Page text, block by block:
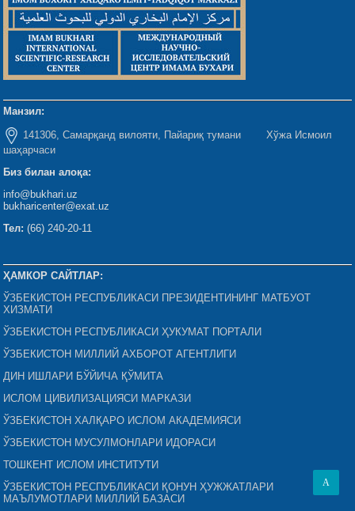
Манзил:
141306, Самарқанд вилояти, Пайариқ тумани Хўжа Исмоил
шаҳарчаси
Биз билан алоқа:
info@bukhari.uz
bukharicenter@exat.uz
Тел: (66) 240-20-11
ҲАМКОР САЙТЛАР:
ЎЗБЕКИСТОН РЕСПУБЛИКАСИ ПРЕЗИДЕНТИНИНГ МАТБУОТ
ХИЗМАТИ
ЎЗБЕКИСТОН РЕСПУБЛИКАСИ ҲУКУМАТ ПОРТАЛИ
ЎЗБЕКИСТОН МИЛЛИЙ АХБОРОТ АГЕНТЛИГИ
ДИН ИШЛАРИ БЎЙИЧА ҚЎМИТА
ИСЛОМ ЦИВИЛИЗАЦИЯСИ МАРКАЗИ
ЎЗБЕКИСТОН ХАЛҚАРО ИСЛОМ АКАДЕМИЯСИ
ЎЗБЕКИСТОН МУСУЛМОНЛАРИ ИДОРАСИ
ТОШКЕНТ ИСЛОМ ИНСТИТУТИ
ЎЗБЕКИСТОН РЕСПУБЛИКАСИ ҚОНУН ҲУЖЖАТЛАРИ
МАЪЛУМОТЛАРИ МИЛЛИЙ БАЗАСИ
A